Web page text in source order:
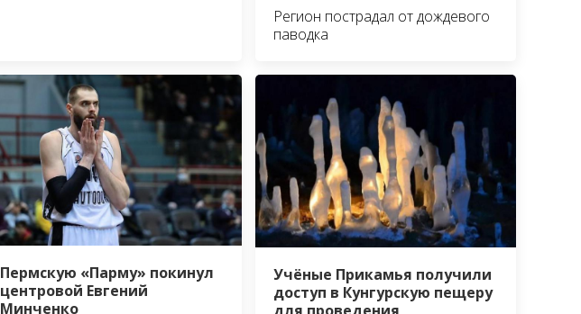
Регион пострадал от дождевого
паводка
Пермскую «Парму» покинул
центровой Евгений
Минченко
Учёные Прикамья получили
доступ в Кунгурскую пещеру